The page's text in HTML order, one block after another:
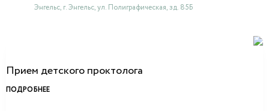
Энгельс, г. Энгельс, ул. Полиграфическая, зд. 85Б
Прием детского проктолога
ПОДРОБНЕЕ